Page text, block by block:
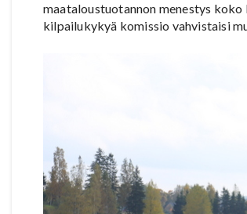
maataloustuotannon menestys
kilpailukykyä komissio vahvistaisi